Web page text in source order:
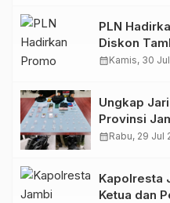
PLN
Diskon
GIIAS 2026
calendar_monthKamis, 30
Ungkap
Provinsi
Amankan
calendar_monthRabu, 29 Jul
Kapolresta
Ketua dan